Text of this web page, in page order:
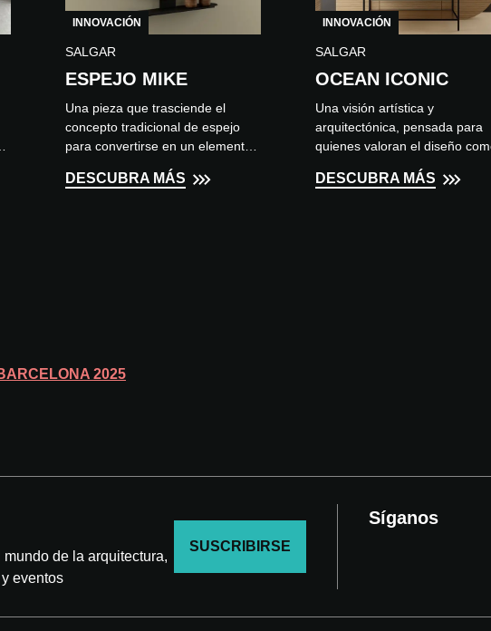
INNOVACIÓN
SALGAR
ESPEJO MIKE
Una pieza que trasciende el
concepto tradicional de espejo
para convertirse en un elemento
central de diseño. Su forma pura
y el aplique integrado realzan...
DESCUBRA MÁS
INNOVACIÓN
SALGAR
OCEAN ICONIC
Una visión artística y
arquitectónica, pensada para
quienes valoran el diseño
expresión. Se trata de una
estructura de hierro de perfil
DESCUBRA MÁS
2025
de la arquitectura,
eventos
SUSCRIBIRSE
Síganos